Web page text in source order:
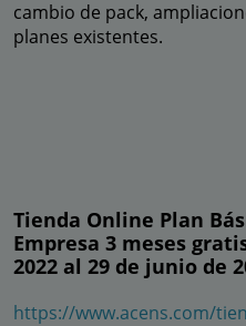
cambio de pack,
planes existentes.
Tienda Online Plan
Empresa 3 meses
2022 al 29 de junio de
https://www.acens.com/